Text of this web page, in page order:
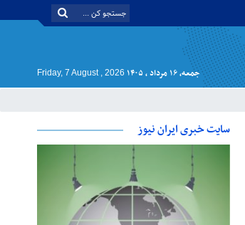
جمعه, ۱۶ مرداد , ۱۴۰۵ Friday, 7 August , 2026
سایت خبری ایران نیوز